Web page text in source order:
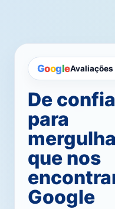
GoogleAvaliações
De
para
que nos
Google